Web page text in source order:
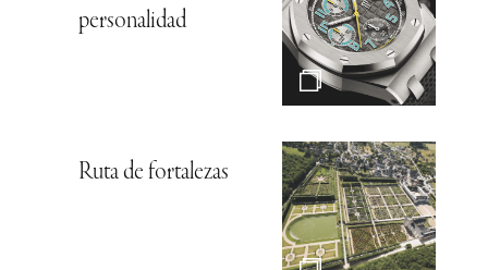
personalidad
Ruta de fortalezas